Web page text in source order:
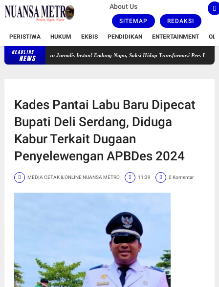
About Us
SITEMAP REDAKSI
PERISTIWA HUKUM EKBIS PENDIDIKAN ENTERTAINMENT
HEADLINE
NEWS
Jurnalis Instan! Endang Nupo, Saksi Hidup Transformasi Pers Dari Era Analog Hingga
Kades Pantai Labu Baru Dipecat
Bupati Deli Serdang, Diduga
Kabur Terkait Dugaan
Penyelewengan APBDes 2024
MEDIA CETAK & ONLINE NUANSA METRO 11:39 0 Komentar